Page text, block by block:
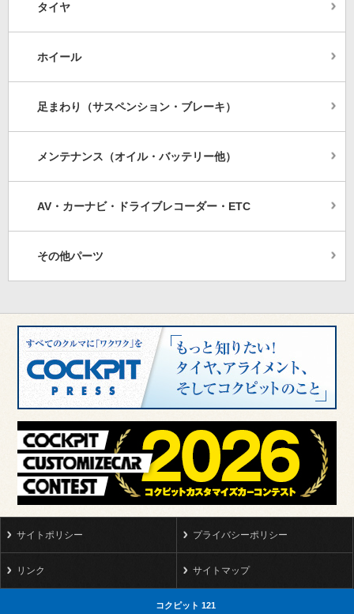
タイヤ
ホイール
足まわり（サスペンション・ブレーキ）
メンテナンス（オイル・バッテリー他）
AV・カーナビ・ドライブレコーダー・ETC
その他パーツ
サイトポリシー プライバシーポリシー
リンク サイトマップ
コクピット 121